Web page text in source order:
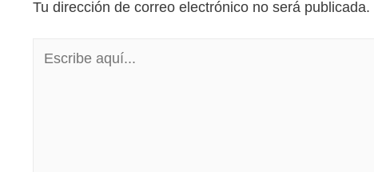
Tu dirección de correo electrónico no será publicada.